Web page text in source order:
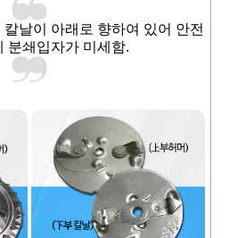
날이 아래로 향하여 있어 안전
분쇄입자가 미세함.